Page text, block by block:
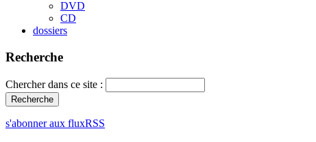
DVD
CD
dossiers
Recherche
Chercher dans ce site :
s'abonner aux fluxRSS